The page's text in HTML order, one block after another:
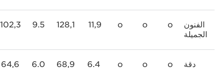
الفنون
الجميلة
11,9
9.5
102,3
دقة
6.0
64,6